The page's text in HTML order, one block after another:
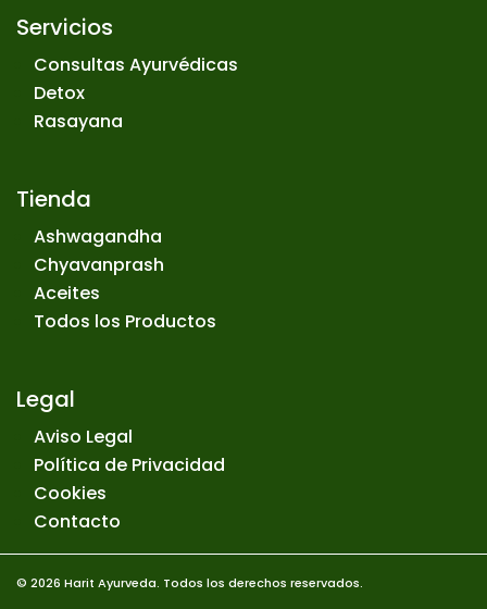
Servicios
Consultas Ayurvédicas
Detox
Rasayana
Tienda
Ashwagandha
Chyavanprash
Aceites
Todos los Productos
Legal
Aviso Legal
Política de Privacidad
Cookies
Contacto
© 2026 Harit Ayurveda. Todos los derechos reservados.